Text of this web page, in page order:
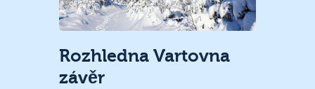
Rozhledna Vartovna
závěr